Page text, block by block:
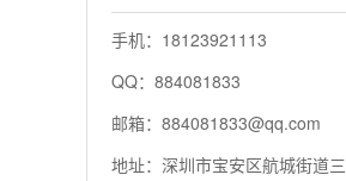
手机：18123921113
QQ：884081833
邮箱：884081833@qq.com
地址：深圳市宝安区航城街道三